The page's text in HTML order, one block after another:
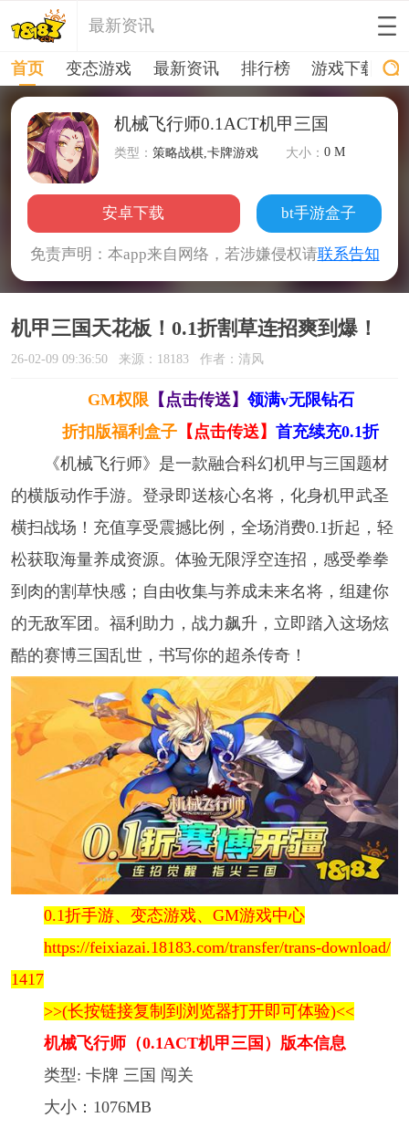
最新资讯
首页 变态游戏 最新资讯 排行榜 游戏下载
机械飞行师0.1ACT机甲三国
类型：策略战棋,卡牌游戏 大小：0 M
安卓下载 bt手游盒子
免责声明：本app来自网络，若涉嫌侵权请联系告知
机甲三国天花板！0.1折割草连招爽到爆！
26-02-09 09:36:50 来源：18183 作者：清风
GM权限 【点击传送】 领满v无限钻石
折扣版福利盒子 【点击传送】首充续充0.1折
《机械飞行师》是一款融合科幻机甲与三国题材
的横版动作手游。登录即送核心名将，化身机甲武圣
横扫战场！充值享受震撼比例，全场消费0.1折起，轻
松获取海量养成资源。体验无限浮空连招，感受拳拳
到肉的割草快感；自由收集与养成未来名将，组建你
的无敌军团。福利助力，战力飙升，立即踏入这场炫
酷的赛博三国乱世，书写你的超杀传奇！
0.1折手游、变态游戏、GM游戏中心
https://feixiazai.18183.com/transfer/trans-download/
1417
>>(长按链接复制到浏览器打开即可体验)<<
机械飞行师（0.1ACT机甲三国）版本信息
类型: 卡牌 三国 闯关
大小：1076MB